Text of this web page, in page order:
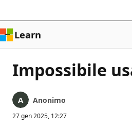
Learn
Impossibile
Anonimo
27 gen 2025, 12:27